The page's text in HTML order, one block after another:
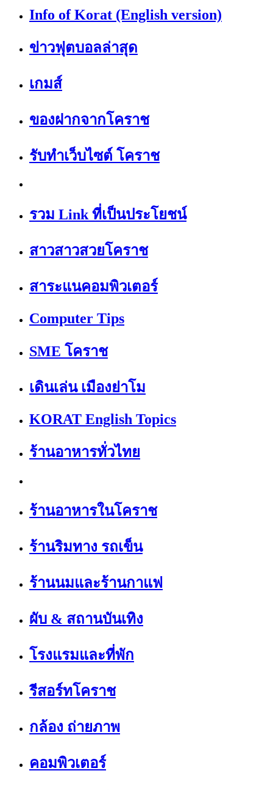
Info of Korat (English version)
ข่าวฟุตบอลล่าสุด
เกมส์
ของฝากจากโคราช
รับทำเว็บไซต์ โคราช
รวม Link ที่เป็นประโยชน์
สาวสาวสวยโคราช
สาระแนคอมพิวเตอร์
Computer Tips
SME โคราช
เดินเล่น เมืองย่าโม
KORAT English Topics
ร้านอาหารทั่วไทย
ร้านอาหารในโคราช
ร้านริมทาง รถเข็น
ร้านนมและร้านกาแฟ
ผับ & สถานบันเทิง
โรงแรมและที่พัก
รีสอร์ทโคราช
กล้อง ถ่ายภาพ
คอมพิวเตอร์